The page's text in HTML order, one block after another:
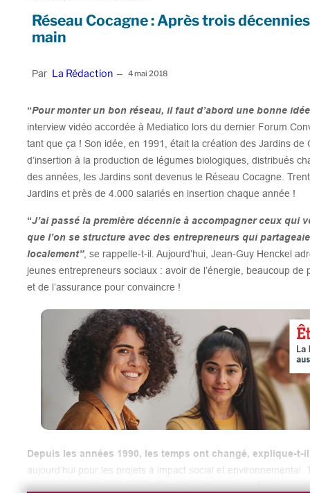
Réseau Cocagne : Après trois
main
Par La Rédaction – 4 mai 2018
“Pour monter un bon réseau, il faut d’abord une bonne
interview vidéo accordée à Mediatico lors du dernier Forum
tant que ça !Son idée, en 1991, était la création des Jardins
d’insertion à la production de légumes biologiques, distribués
des années, les Jardins sont devenus le Réseau Cocagne.
Jardins et près de 4.000 salariés en insertion chaque année !
“J’ai passé la première décennie à accompagner ceux qui
que l’on se structure avec des entrepreneurs qui
localement”, se rappelle-t-il. Aujourd’hui, Jean-Guy Henckel
jeunes entrepreneurs sociaux : avoir de l’énergie, beaucoup
et de l’assurance pour convaincre !
Depuis les années 1990, les temps ont changé, explique-t-il
aujourd’hui pour les projets à impact social et environnemental.
accepter au milieu de tas d’initiatives”, sourit-il. “Après ces